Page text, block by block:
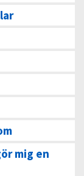
mig en